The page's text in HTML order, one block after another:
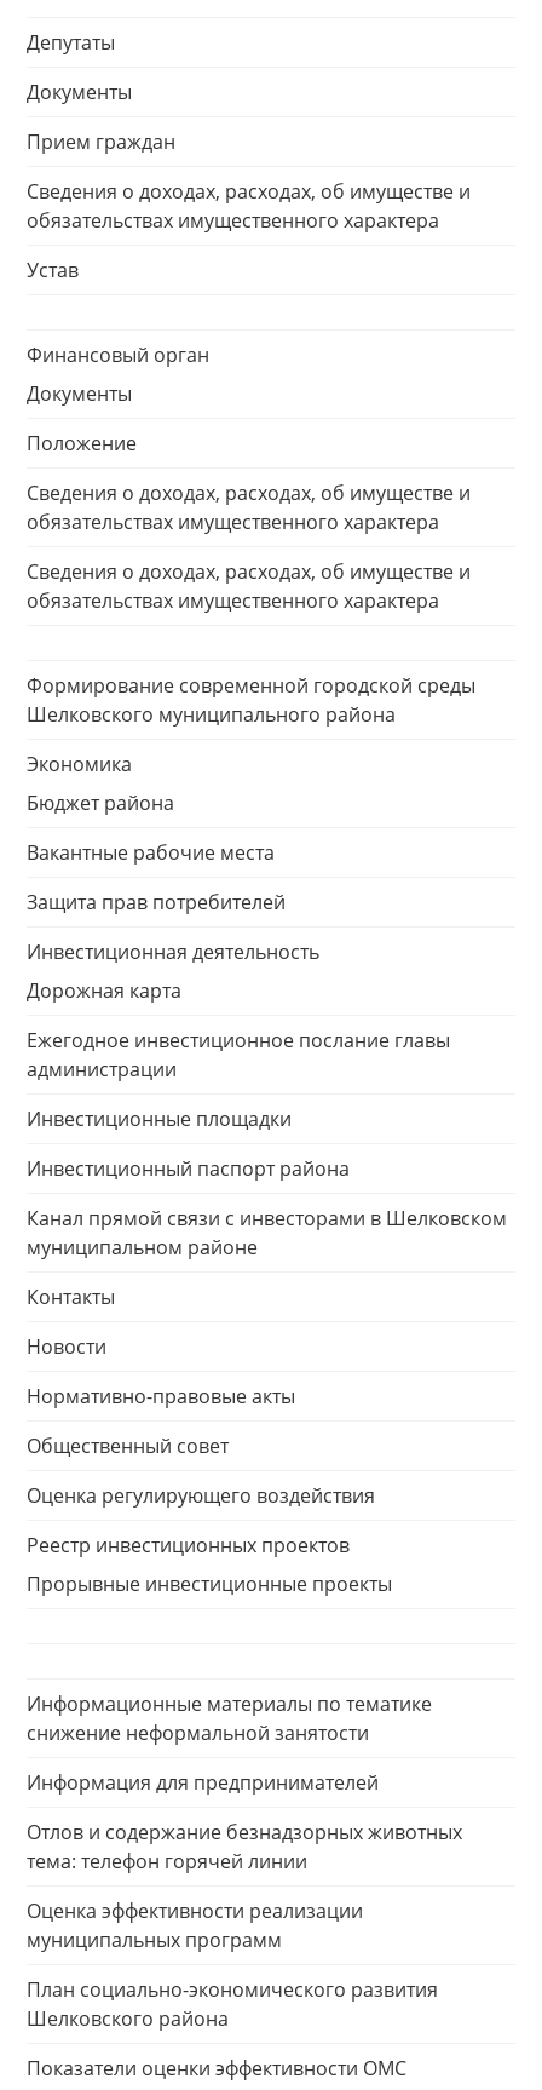
Депутаты
Документы
Прием граждан
Сведения о доходах, расходах, об имуществе и
обязательствах имущественного характера
Устав
Финансовый орган
Документы
Положение
Сведения о доходах, расходах, об имуществе и
обязательствах имущественного характера
Сведения о доходах, расходах, об имуществе и
обязательствах имущественного характера
Формирование современной городской среды
Шелковского муниципального района
Экономика
Бюджет района
Вакантные рабочие места
Защита прав потребителей
Инвестиционная деятельность
Дорожная карта
Ежегодное инвестиционное послание главы
администрации
Инвестиционные площадки
Инвестиционный паспорт района
Канал прямой связи с инвесторами в Шелковском
муниципальном районе
Контакты
Новости
Нормативно-правовые акты
Общественный совет
Оценка регулирующего воздействия
Реестр инвестиционных проектов
Прорывные инвестиционные проекты
Информационные материалы по тематике
снижение неформальной занятости
Информация для предпринимателей
Отлов и содержание безнадзорных животных
тема: телефон горячей линии
Оценка эффективности реализации
муниципальных программ
План социально-экономического развития
Шелковского района
Показатели оценки эффективности ОМС